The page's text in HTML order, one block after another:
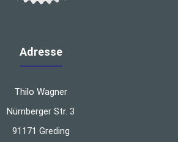
Adresse
Thilo Wagner
Nürnberger Str. 3
91171 Greding